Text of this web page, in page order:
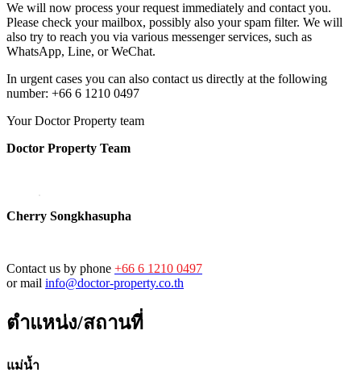
We will now process your request immediately and contact you.
Please check your mailbox, possibly also your spam filter. We will
also try to reach you via various messenger services, such as
WhatsApp, Line, or WeChat.
In urgent cases you can also contact us directly at the following
number: +66 6 1210 0497
Your Doctor Property team
Doctor Property Team
Cherry Songkhasupha
Contact us by phone +66 6 1210 0497
or mail info@doctor-property.co.th
ตำแหน่ง/สถานที่
แม่น้ำ